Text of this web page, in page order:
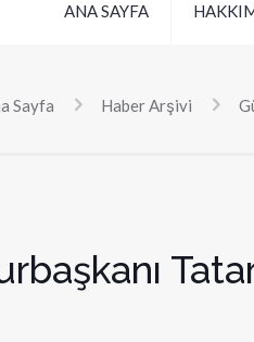
ANA SAYFA
Sayfa Haber Arşivi